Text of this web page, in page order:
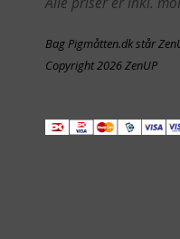
Bag Pigmåtten.dk står
Copyright 2026 ZenUP